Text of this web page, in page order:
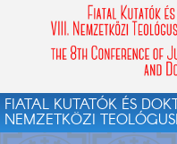
FIATAL KUTATÓK ÉS
NEMZETKÖZI